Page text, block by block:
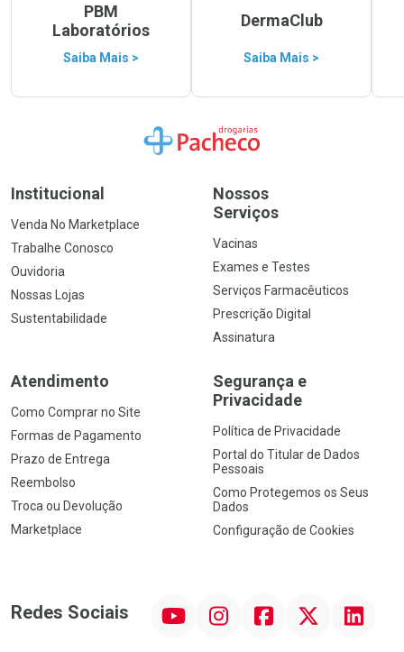
PBM
Laboratórios
Saiba Mais >
DermaClub
Saiba Mais >
Ir para a Home
Institucional
Venda No Marketplace
Trabalhe Conosco
Ouvidoria
Nossas Lojas
Sustentabilidade
Nossos
Serviços
Vacinas
Exames e Testes
Serviços Farmacêuticos
Prescrição Digital
Assinatura
Atendimento
Como Comprar no Site
Formas de Pagamento
Prazo de Entrega
Reembolso
Troca ou Devolução
Marketplace
Segurança e
Privacidade
Política de Privacidade
Portal do Titular de Dados
Pessoais
Como Protegemos os Seus
Dados
Configuração de Cookies
Redes Sociais InstagramFacebookTwitter Linkedin